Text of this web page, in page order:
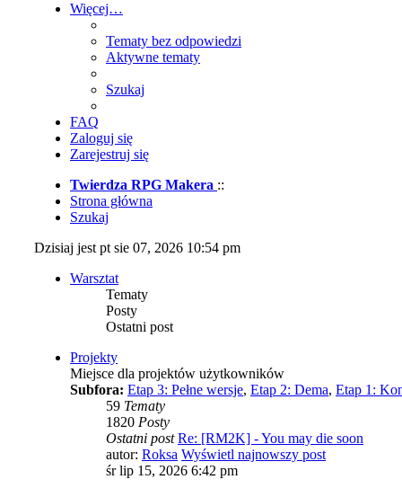
Więcej…
Tematy bez odpowiedzi
Aktywne tematy
Szukaj
FAQ
Zaloguj się
Zarejestruj się
Twierdza RPG Makera ::
Strona główna
Szukaj
Dzisiaj jest pt sie 07, 2026 10:54 pm
Warsztat
Tematy
Posty
Ostatni post
Projekty
Miejsce dla projektów użytkowników
Subfora: Etap 3: Pełne wersje, Etap 2: Dema, Etap 1:
59 Tematy
1820 Posty
Ostatni post Re: [RM2K] - You may die soon
autor: Roksa Wyświetl najnowszy post
śr lip 15, 2026 6:42 pm